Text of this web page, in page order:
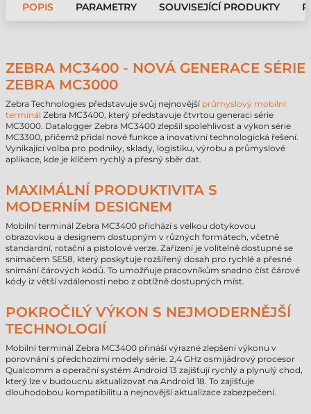
POPIS PARAMETRY SOUVISEJÍCÍ PRODUKTY
ZEBRA MC3400 - NOVÁ GENERACE SÉRIE
ZEBRA MC3000
Zebra Technologies představuje svůj nejnovější průmyslový mobilní
terminál Zebra MC3400, který představuje čtvrtou generaci série
MC3000. Datalogger Zebra MC3400 zlepšil spolehlivost a výkon série
MC3300, přičemž přidal nové funkce a inovativní technologická řešení.
Vynikající volba pro podniky, sklady, logistiku, výrobu a průmyslové
aplikace, kde je klíčem rychlý a přesný sběr dat.
MAXIMÁLNÍ PRODUKTIVITA S
MODERNÍM DESIGNEM
Mobilní terminál Zebra MC3400 přichází s velkou dotykovou
obrazovkou a designem dostupným v různých formátech, včetně
standardní, rotační a pistolové verze. Zařízení je volitelně dostupné se
snímačem SE58, který poskytuje rozšířený dosah pro rychlé a přesné
snímání čárových kódů. To umožňuje pracovníkům snadno číst čárové
kódy iz větší vzdálenosti nebo z obtížně dostupných míst.
POKROČILÝ VÝKON S NEJMODERNĚJŠÍ
TECHNOLOGIÍ
Mobilní terminál Zebra MC3400 přináší výrazné zlepšení výkonu v
porovnání s předchozími modely série. 2,4 GHz osmijádrový procesor
Qualcomm a operační systém Android 13 zajišťují rychlý a plynulý chod,
který lze v budoucnu aktualizovat na Android 18. To zajišťuje
dlouhodobou kompatibilitu a nejnovější aktualizace zabezpečení.